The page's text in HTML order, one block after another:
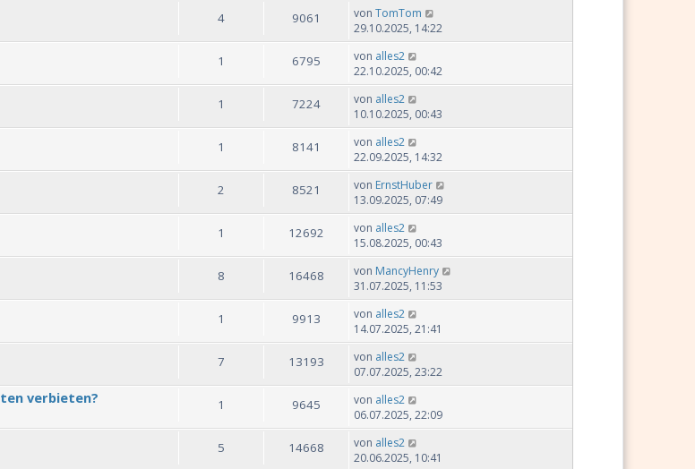
4 9061 von TomTom
29.10.2025, 14:22
1 6795 von alles2
22.10.2025, 00:42
1 7224 von alles2
10.10.2025, 00:43
1 8141 von alles2
22.09.2025, 14:32
2 8521 von ErnstHuber
13.09.2025, 07:49
1 12692 von alles2
15.08.2025, 00:43
8 16468 von MancyHenry
31.07.2025, 11:53
1 9913 von alles2
14.07.2025, 21:41
7 13193 von alles2
07.07.2025, 23:22
verbieten? 1 9645 von alles2
06.07.2025, 22:09
5 14668 von alles2
20.06.2025, 10:41